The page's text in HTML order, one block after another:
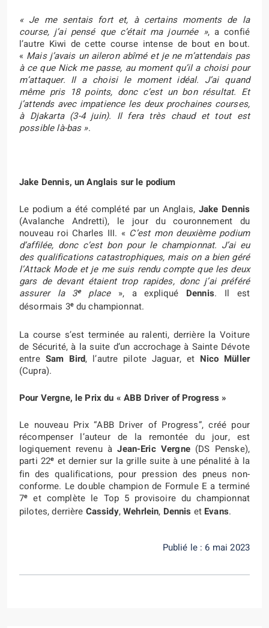
« Je me sentais fort et, à certains moments de la
course, j’ai pensé que c’était ma journée », a confié
l’autre Kiwi de cette course intense de bout en bout.
« Mais j’avais un aileron abîmé et je ne m’attendais pas
à ce que Nick me passe, au moment qu’il a choisi pour
m’attaquer. Il a choisi le moment idéal. J’ai quand
même pris 18 points, donc c’est un bon résultat. Et
j’attends avec impatience les deux prochaines courses,
à Djakarta (3-4 juin). Il fera très chaud et tout est
possible là-bas ».
Jake Dennis, un Anglais sur le podium
Le podium a été complété par un Anglais, Jake Dennis
(Avalanche Andretti), le jour du couronnement du
nouveau roi Charles III. « C’est mon deuxième podium
d’affilée, donc c’est bon pour le championnat. J’ai eu
des qualifications catastrophiques, mais on a bien géré
l’Attack Mode et je me suis rendu compte que les deux
gars de devant étaient trop rapides, donc j’ai préféré
assurer la 3eplace », a expliqué Dennis. Il est
désormais 3edu championnat.
La course s’est terminée au ralenti, derrière la Voiture
de Sécurité, à la suite d’un accrochage à Sainte Dévote
entre Sam Bird, l’autre pilote Jaguar, et Nico Müller
(Cupra).
Pour Vergne, le Prix du « ABB Driver of Progress »
Le nouveau Prix “ABB Driver of Progress”, créé pour
récompenser l’auteur de la remontée du jour, est
logiquement revenu àJean-Eric Vergne(DS Penske),
parti 22e et dernier sur la grille suite à une pénalité à la
fin des qualifications, pour pression des pneus non-
conforme. Le double champion de Formule E a terminé
7e et complète le Top 5 provisoire du championnat
pilotes, derrière Cassidy,Wehrlein, Dennis et Evans.
Publié le : 6 mai 2023